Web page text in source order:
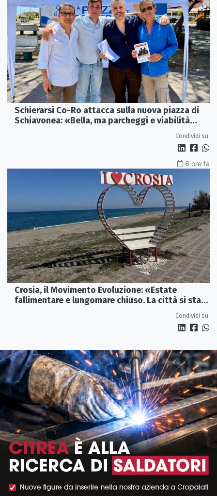
Schierarsi Co-Ro attacca sulla nuova piazza di
Schiavonea: «Bella, ma parcheggi e viabilità
Condividi su:
6 ore fa
Crosia, il Movimento Evoluzione: «Estate
fallimentare e lungomare chiuso. La città si sta
Condividi su: